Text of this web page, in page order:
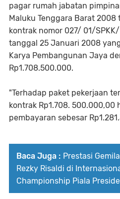
pagar rumah jabatan
Maluku Tenggara Barat
kontrak nomor 027/ 01/
tanggal 25 Januari 2008
Karya Pembangunan Jaya
Rp1.708.500.000.
"Terhadap paket pekerjaan
kontrak Rp1.708. 500.000,00
pembayaran sebesar
Baca Juga : Prestasi
Rezky Risaldi di
Championship Piala